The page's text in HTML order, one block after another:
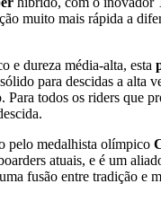
muito mais rápida a
e dureza média-alta, esta
para descidas a alta
Para todos os riders que
pelo medalhista olímpico
atuais, e é um
fusão entre tradição e